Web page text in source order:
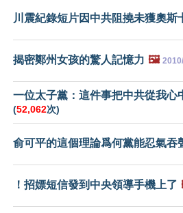
川震紀錄短片因中共阻撓未獲奧斯
揭密鄭州女孩的驚人記憶力 🖼️
一位太子黨：這件事把中共從我心
(52,062次)
俞可平的這個理論爲何黨能忍氣吞
！招嫖短信發到中央領導手機上了